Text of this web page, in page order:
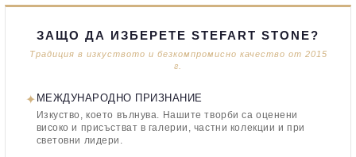
ЗАЩО ДА ИЗБЕРЕТЕ STEFART STONE?
Традиция в изкуството и безкомпромисно качество от 2015
г.
✦ МЕЖДУНАРОДНО ПРИЗНАНИЕ
Изкуство, което вълнува. Нашите творби са оценени
високо и присъстват в галерии, частни колекции и при
световни лидери.